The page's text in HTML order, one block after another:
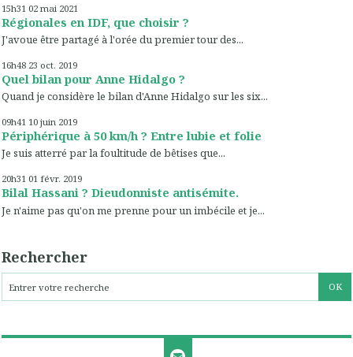
15h31 02 mai 2021
Régionales en IDF, que choisir ?
J'avoue être partagé à l'orée du premier tour des...
16h48 23 oct. 2019
Quel bilan pour Anne Hidalgo ?
Quand je considère le bilan d'Anne Hidalgo sur les six...
09h41 10 juin 2019
Périphérique à 50 km/h ? Entre lubie et folie
Je suis atterré par la foultitude de bêtises que...
20h31 01 févr. 2019
Bilal Hassani ? Dieudonniste antisémite.
Je n'aime pas qu'on me prenne pour un imbécile et je...
Rechercher